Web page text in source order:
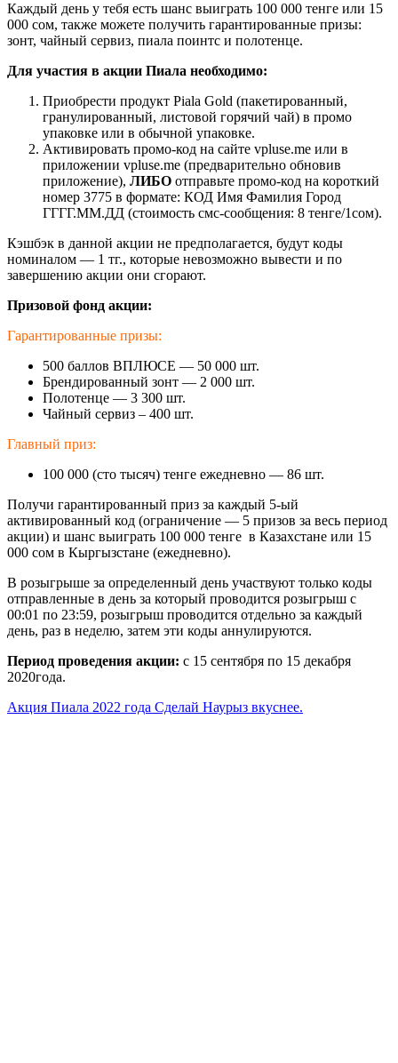
Каждый день у тебя есть шанс выиграть 100 000 тенге или 15
000 сом, также можете получить гарантированные призы:
зонт, чайный сервиз, пиала поинтс и полотенце.
Для участия в акции Пиала необходимо:
Приобрести продукт Piala Gold (пакетированный,
гранулированный, листовой горячий чай) в промо
упаковке или в обычной упаковке.
Активировать промо-код на сайте vpluse.me или в
приложении vpluse.me (предварительно обновив
приложение), ЛИБО отправьте промо-код на короткий
номер 3775 в формате: КОД Имя Фамилия Город
ГГГГ.ММ.ДД (стоимость смс-сообщения: 8 тенге/1сом).
Кэшбэк в данной акции не предполагается, будут коды
номиналом — 1 тг., которые невозможно вывести и по
завершению акции они сгорают.
Призовой фонд акции:
Гарантированные призы:
500 баллов ВПЛЮСЕ — 50 000 шт.
Брендированный зонт — 2 000 шт.
Полотенце — 3 300 шт.
Чайный сервиз – 400 шт.
Главный приз:
100 000 (сто тысяч) тенге ежедневно — 86 шт.
Получи гарантированный приз за каждый 5-ый
активированный код (ограничение — 5 призов за весь период
акции) и шанс выиграть 100 000 тенге в Казахстане или 15
000 сом в Кыргызстане (ежедневно).
В розыгрыше за определенный день участвуют только коды
отправленные в день за который проводится розыгрыш с
00:01 по 23:59, розыгрыш проводится отдельно за каждый
день, раз в неделю, затем эти коды аннулируются.
Период проведения акции: с 15 сентября по 15 декабря
2020года.
Акция Пиала 2022 года Сделай Наурыз вкуснее.